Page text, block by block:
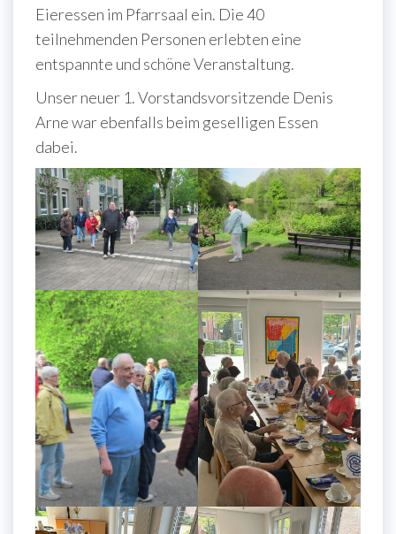
Eieressen im Pfarrsaal ein. Die 40
teilnehmenden Personen erlebten eine
entspannte und schöne Veranstaltung.
Unser neuer 1. Vorstandsvorsitzende Denis
Arne war ebenfalls beim geselligen Essen
dabei.